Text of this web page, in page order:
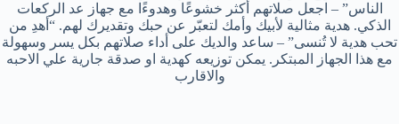
الناس” – اجعل صلاتهم أكثر خشوعًا وهدوءًا مع جهاز عد الركعات
الذكي. هدية مثالية لأبيك وأمك لتعبّر عن حبك وتقديرك لهم. “أهدِ من
تحب هدية لا تُنسى” – ساعد والديك على أداء صلاتهم بكل يسر وسهولة
مع هذا الجهاز المبتكر. يمكن توزيعه كهدية او صدقة جارية علي الاحبه
والاقارب